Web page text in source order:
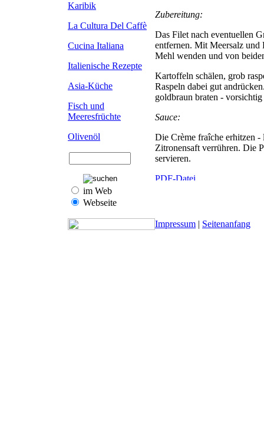
Karibik
La Cultura Del Caffè
Cucina Italiana
Italienische Rezepte
Asia-Küche
Fisch und
Meeresfrüchte
Olivenöl
im Web
Webseite
Zubereitung:
Das Filet nach eventuellen
entfernen. Mit Meersalz und
Mehl wenden und von
Kartoffeln schälen, grob
Raspeln dabei gut
goldbraun braten -
Sauce:
Die Crème fraîche erhitzen
Zitronensaft verrühren. Die
servieren.
Impressum | Seitenanfang